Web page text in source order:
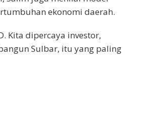
ekonomi daerah.
Kita dipercaya investor,
Sulbar, itu yang paling